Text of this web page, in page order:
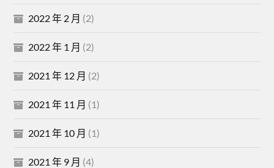
2022 年 2 月 (2)
2022 年 1 月 (2)
2021 年 12 月 (2)
2021 年 11 月 (1)
2021 年 10 月 (1)
2021 年 9 月 (4)